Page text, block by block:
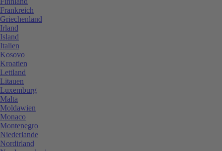
Frankreich
Griechenland
Irland
Island
Italien
Kosovo
Kroatien
Lettland
Litauen
Luxemburg
Malta
Moldawien
Monaco
Montenegro
Niederlande
Nordirland